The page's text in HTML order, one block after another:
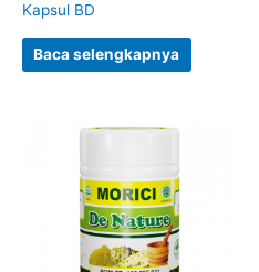
Kapsul BD
Baca selengkapnya